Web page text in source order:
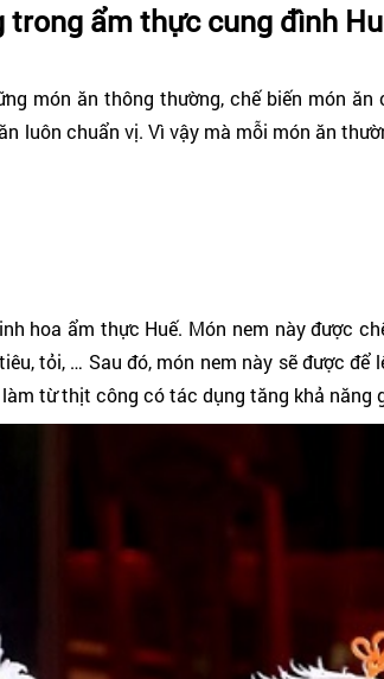
trong ẩm thực cung đình
món ăn thông thường, chế biến món
luôn chuẩn vị. Vì vậy mà mỗi món ăn
hoa ẩm thực Huế. Món nem này được
tỏi, … Sau đó, món nem này sẽ được
từ thịt công có tác dụng tăng khả năng